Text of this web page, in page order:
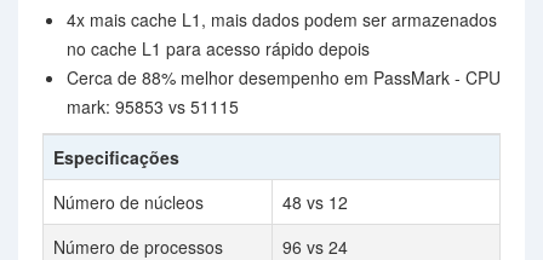
4x mais cache L1, mais dados podem ser armazenados
no cache L1 para acesso rápido depois
Cerca de 88% melhor desempenho em PassMark - CPU
mark: 95853 vs 51115
Especificações
Número de núcleos
48 vs 12
Número de processos
96 vs 24